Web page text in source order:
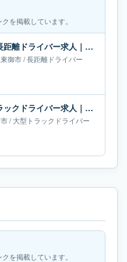
を掲載しています。
アート梱包運輸株式会社の長距離ドライバー求人｜長野県東御市｜月給69万円
東御市/長距離ドライバー
日本運輸株式会社の大型トラックドライバー求人｜群馬県伊勢崎市｜月給67万-68万円
/大型トラックドライバー
を掲載しています。